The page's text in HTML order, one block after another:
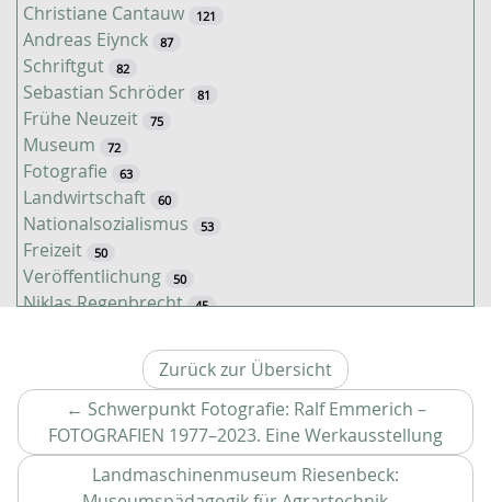
Christiane Cantauw 121
Andreas Eiynck 87
Schriftgut 82
Sebastian Schröder 81
Frühe Neuzeit 75
Museum 72
Fotografie 63
Landwirtschaft 60
Nationalsozialismus 53
Freizeit 50
Veröffentlichung 50
Niklas Regenbrecht 45
Kathrin Schulte 31
Jahreszeiten 31
Christof Spannhoff
Kolonialismus
← Schwerpunkt Fotografie: Ralf Emmerich –
FOTOGRAFIEN 1977–2023. Eine Werkausstellung
Zurück zur Übersicht
Landmaschinenmuseum Riesenbeck: